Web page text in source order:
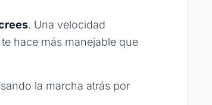
. Una velocidad
hace más manejable que
la marcha atrás por